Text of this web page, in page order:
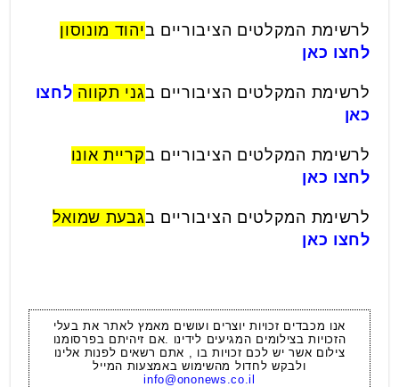
לרשימת המקלטים הציבוריים ביהוד מונוסון
לחצו כאן
לרשימת המקלטים הציבוריים בגני תקווה לחצו
כאן
לרשימת המקלטים הציבוריים בקריית אונו
לחצו כאן
לרשימת המקלטים הציבוריים בגבעת שמואל
לחצו כאן
אנו מכבדים זכויות יוצרים ועושים מאמץ לאתר את בעלי
הזכויות בצילומים המגיעים לידינו .אם זיהיתם בפרסומנו
צילום אשר יש לכם זכויות בו , אתם רשאים לפנות אלינו
ולבקש לחדול מהשימוש באמצעות המייל
info@ononews.co.il